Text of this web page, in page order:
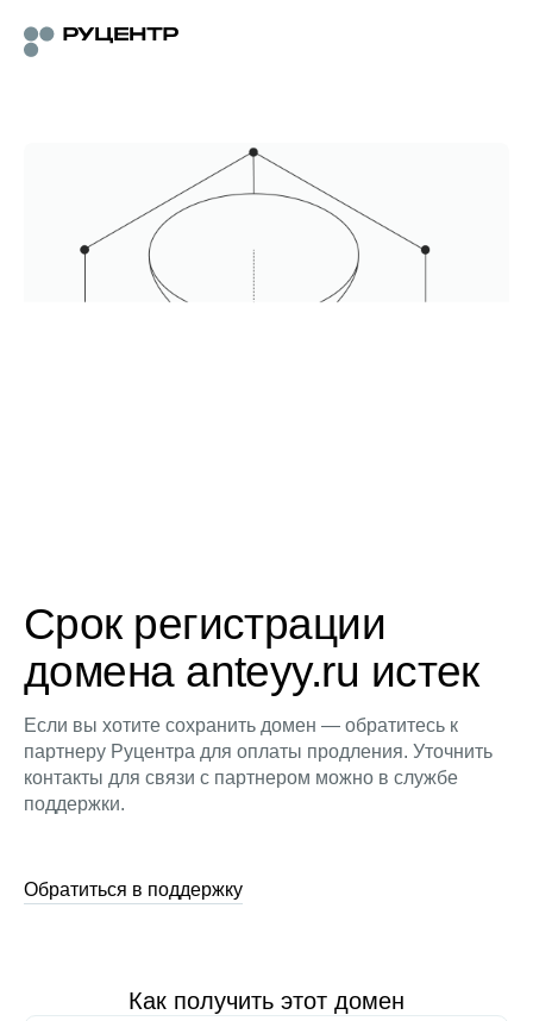
Срок регистрации
домена anteyy.ru истек
Если вы хотите сохранить домен — обратитесь к
партнеру Руцентра для оплаты продления. Уточнить
контакты для связи с партнером можно в службе
поддержки.
Обратиться в поддержку
Как получить этот домен